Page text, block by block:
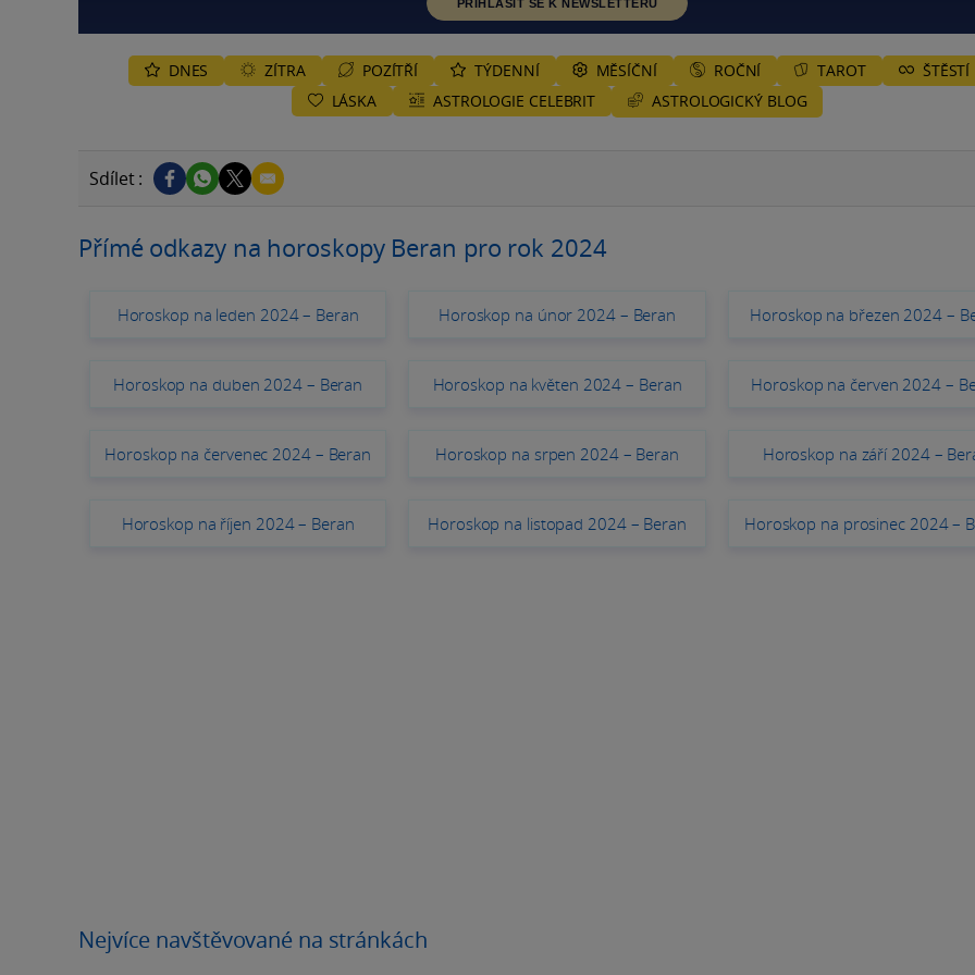
PŘIHLÁSIT SE K NEWSLETTERU
DNES ZÍTRA POZÍTŘÍ TÝDENNÍ MĚSÍČNÍ ROČNÍ TAROT
ŠTĚSTÍ
LÁSKA
ASTROLOGIE CELEBRIT ASTROLOGICKÝ BLOG
Sdílet :
Přímé odkazy na horoskopy Beran pro rok 2024
Horoskop na leden 2024 – Beran Horoskop na únor 2024 – Beran Horoskop na březen 2024 –
Horoskop na duben 2024 – Beran Horoskop na květen 2024 – Beran Horoskop na červen 2024 –
Horoskop na červenec 2024 – Beran Horoskop na srpen 2024 – Beran Horoskop na září 2024 –
Horoskop na říjen 2024 – Beran Horoskop na listopad 2024 – Beran Horoskop na prosinec 2024 –
Nejvíce navštěvované na stránkách